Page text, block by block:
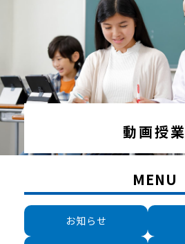
動画授業
MENU
お知らせ